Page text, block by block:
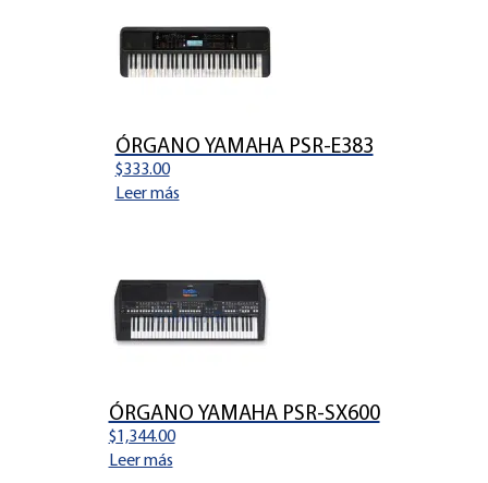
ÓRGANO YAMAHA PSR-E383
$333.00
Leer más
ÓRGANO YAMAHA PSR-SX600
$1,344.00
Leer más